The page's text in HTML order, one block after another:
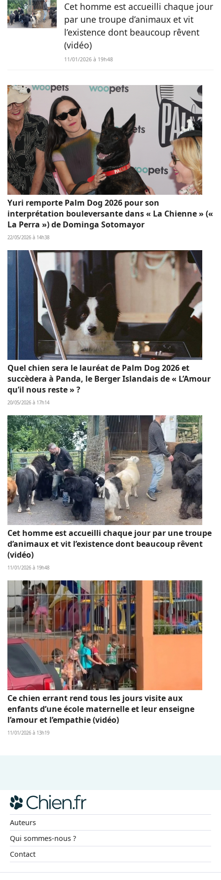
Cet homme est accueilli chaque jour
par une troupe d’animaux et vit
l’existence dont beaucoup rêvent
(vidéo)
11/01/2026 à 19h48
Yuri remporte Palm Dog 2026 pour son
interprétation bouleversante dans « La Chienne » («
La Perra ») de Dominga Sotomayor
22/05/2026 à 14h38
Quel chien sera le lauréat de Palm Dog 2026 et
succèdera à Panda, le Berger Islandais de « L’Amour
qu’il nous reste » ?
20/05/2026 à 17h14
Cet homme est accueilli chaque jour par une troupe
d’animaux et vit l’existence dont beaucoup rêvent
(vidéo)
11/01/2026 à 19h48
Ce chien errant rend tous les jours visite aux
enfants d’une école maternelle et leur enseigne
l’amour et l’empathie (vidéo)
11/01/2026 à 13h19
Auteurs
Qui sommes-nous ?
Contact